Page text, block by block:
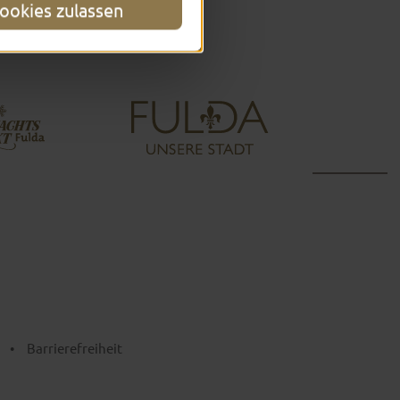
zulassen
• Barrierefreiheit